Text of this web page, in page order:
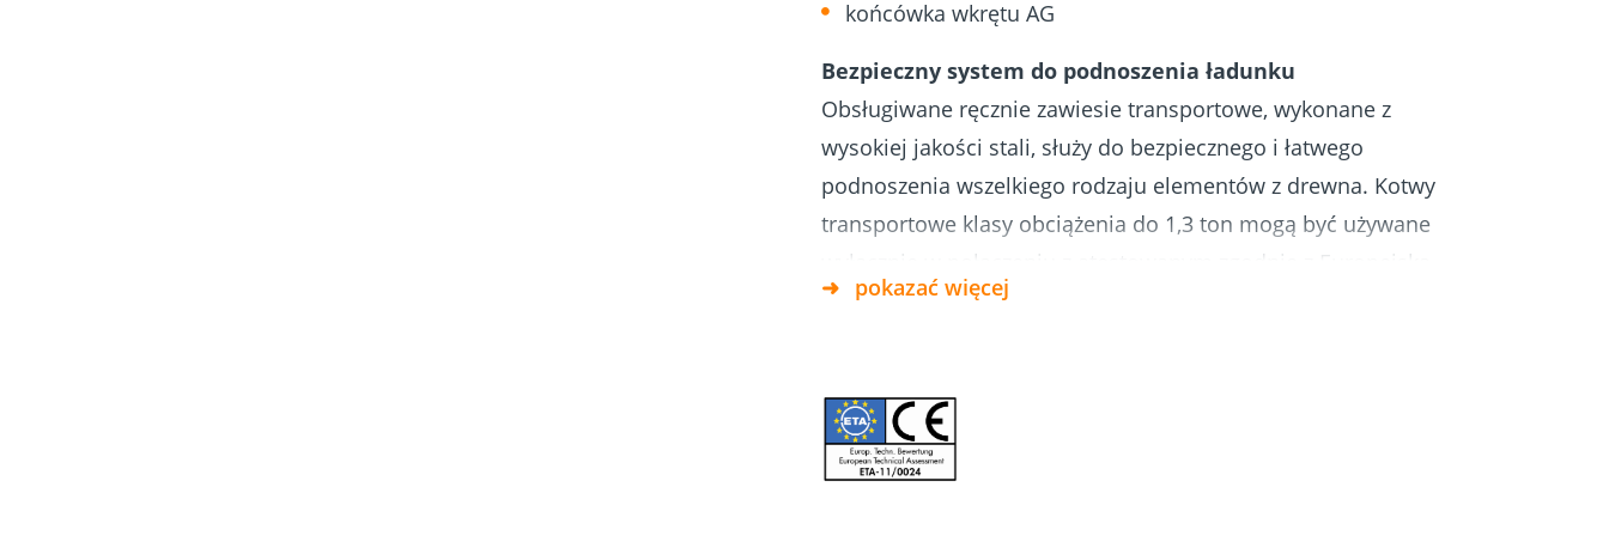
Fundamenty
końcówka wkrętu AG
Bezpieczny system do podnoszenia ładunku
Obsługiwane ręcznie zawiesie transportowe, wykonane z
wysokiej jakości stali, służy do bezpiecznego i łatwego
podnoszenia wszelkiego rodzaju elementów z drewna. Kotwy
transportowe klasy obciążenia do 1,3 ton mogą być używane
wyłącznie w połączeniu z atestowanym zgodnie z Europejską
Aprobatą Techniczną ETA-11/0024 wkrętem do kotwy
użytku! Bez wstępnego nawiercania otworów można go wkręcić
do litego drewna (drewna iglastego), płyt fornirowanych, drewna
pokazać więcej